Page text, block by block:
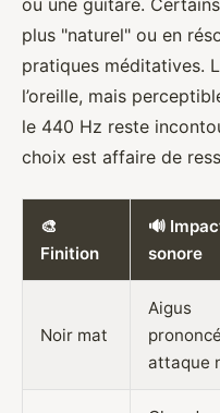
plus "naturel" ou en
pratiques méditatives.
l’oreille, mais
le 440 Hz reste
choix est affaire de
🎨
Finition
🔊
sonore
Noir mat
Aigus
attaque